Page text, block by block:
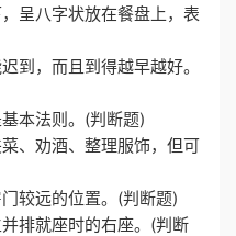
呈八字状放在餐盘上，表
到，而且到得越早越好。
本法则。(判断题)
、劝酒、整理服饰，但可
较远的位置。(判断题)
排就座时的右座。(判断